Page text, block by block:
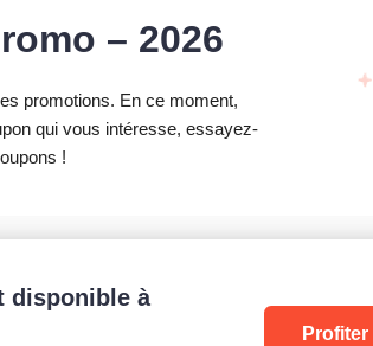
– 2026
promotions. En ce moment,
qui vous intéresse, essayez-
!
disponible à